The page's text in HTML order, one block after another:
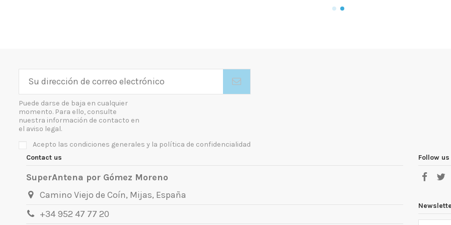
Puede darse de baja en cualquier
momento. Para ello, consulte
nuestra información de contacto en
el aviso legal.
Acepto las condiciones generales y la política de confidencialidad
Contact us
SuperAntena por Gómez Moreno
Camino Viejo de Coín, Mijas, España
+34 952 47 77 20
Follow us